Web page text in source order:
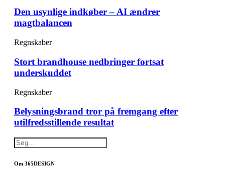
Den usynlige indkøber – AI ændrer
magtbalancen
Regnskaber
Stort brandhouse nedbringer fortsat
underskuddet
Regnskaber
Belysningsbrand tror på fremgang efter
utilfredsstillende resultat
Om 365DESIGN